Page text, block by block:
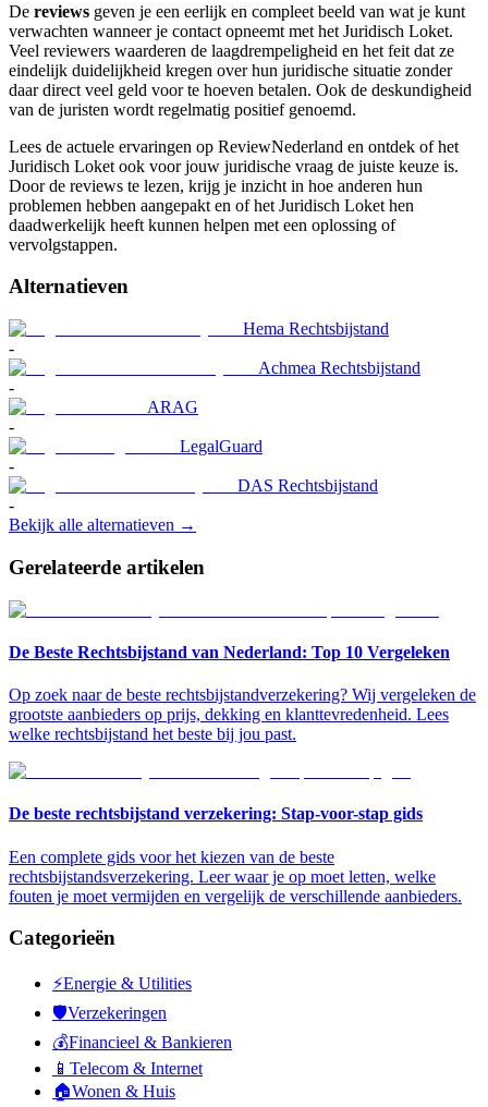
De reviews geven je een eerlijk en compleet beeld van wat je kunt
verwachten wanneer je contact opneemt met het Juridisch Loket.
Veel reviewers waarderen de laagdrempeligheid en het feit dat ze
eindelijk duidelijkheid kregen over hun juridische situatie zonder
daar direct veel geld voor te hoeven betalen. Ook de deskundigheid
van de juristen wordt regelmatig positief genoemd.
Lees de actuele ervaringen op ReviewNederland en ontdek of het
Juridisch Loket ook voor jouw juridische vraag de juiste keuze is.
Door de reviews te lezen, krijg je inzicht in hoe anderen hun
problemen hebben aangepakt en of het Juridisch Loket hen
daadwerkelijk heeft kunnen helpen met een oplossing of
vervolgstappen.
Alternatieven
Hema Rechtsbijstand
-
Achmea Rechtsbijstand
-
ARAG
-
LegalGuard
-
DAS Rechtsbijstand
-
Bekijk alle alternatieven →
Gerelateerde artikelen
De Beste Rechtsbijstand van Nederland: Top 10 Vergeleken
Op zoek naar de beste rechtsbijstandverzekering? Wij vergeleken de
grootste aanbieders op prijs, dekking en klanttevredenheid. Lees
welke rechtsbijstand het beste bij jou past.
De beste rechtsbijstand verzekering: Stap-voor-stap gids
Een complete gids voor het kiezen van de beste
rechtsbijstandsverzekering. Leer waar je op moet letten, welke
fouten je moet vermijden en vergelijk de verschillende aanbieders.
Categorieën
⚡Energie & Utilities
🛡️Verzekeringen
💰Financieel & Bankieren
📱 Telecom & Internet
🏠Wonen & Huis